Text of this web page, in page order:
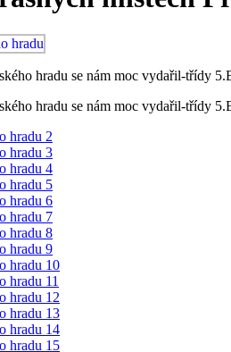
hradu se nám moc vydařil-třídy
hradu se nám moc vydařil-třídy